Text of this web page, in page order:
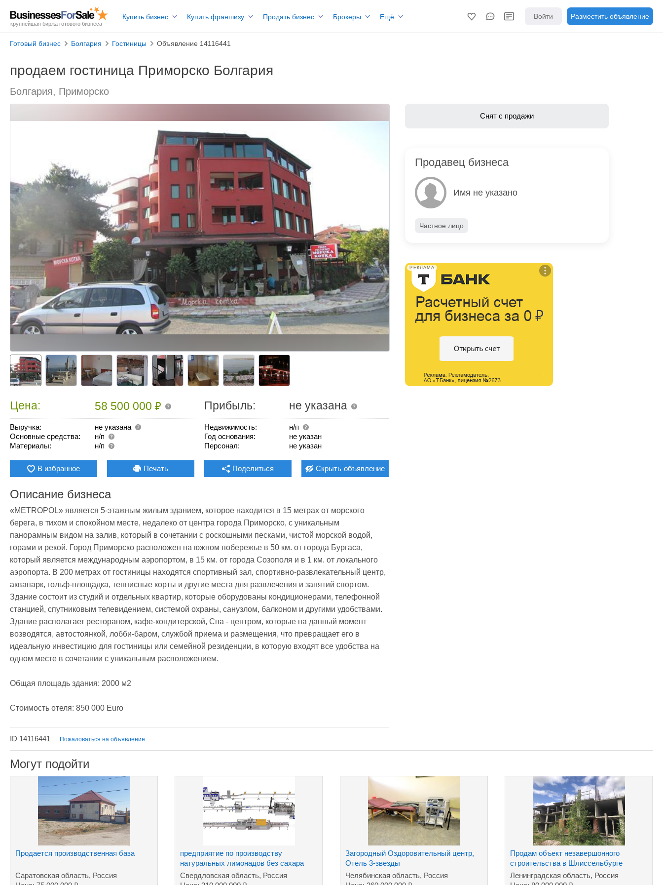
крупнейшая биржа готового бизнеса
Купить бизнес Купить франшизу Продать бизнес Брокеры Ещё Войти Разместить объявление
Готовый бизнес Болгария Гостиницы Объявление 14116441
продаем гостиница Приморско Болгария
Болгария, Приморско
Цена: 58 500 000₽ Прибыль: не указана
Выручка:
не указана
Основные средства:
н/п
Материалы:
н/п
Недвижимость:
н/п
Год основания:
не указан
Персонал:
не указан
В избранное Печать Поделиться Скрыть объявление
Описание бизнеса
«METROPOL» является 5-этажным жилым зданием, которое находится в 15 метрах от морского
берега, в тихом и спокойном месте, недалеко от центра города Приморско, с уникальным
панорамным видом на залив, который в сочетании с роскошными песками, чистой морской водой,
горами и рекой. Город Приморско расположен на южном побережье в 50 км. от города Бургаса,
который является международным аэропортом, в 15 км. от города Созополя и в 1 км. от локального
аэропорта. В 200 метрах от гостиницы находятся спортивный зал, спортивно-развлекательный центр,
аквапарк, гольф-площадка, теннисные корты и другие места для развлечения и занятий спортом.
Здание состоит из студий и отдельных квартир, которые оборудованы кондиционерами, телефонной
станцией, спутниковым телевидением, системой охраны, санузлом, балконом и другими удобствами.
Здание располагает рестораном, кафе-кондитерской, Спа - центром, которые на данный момент
возводятся, автостоянкой, лобби-баром, службой приема и размещения, что превращает его в
идеальную инвестицию для гостиницы или семейной резиденции, в которую входят все удобства на
одном месте в сочетании с уникальным расположением.
Общая площадь здания: 2000 м2
Стоимость отеля: 850 000 Euro
Снят с продажи
Продавец бизнеса
Имя не указано
Частное лицо
РЕКЛАМА
ID 14116441 Пожаловаться на объявление
Могут подойти
Продается производственная база
Саратовская область, Россия
предприятие пo производству
натуральных лимонадов без сахара
Свердловская область, Россия
Загородный Оздоровительный центр,
Отель 3-звезды
Челябинская область, Россия
Продам объект незавершонного
строительства в Шлиссельбурге
Леноблость
Ленинградская область, Россия